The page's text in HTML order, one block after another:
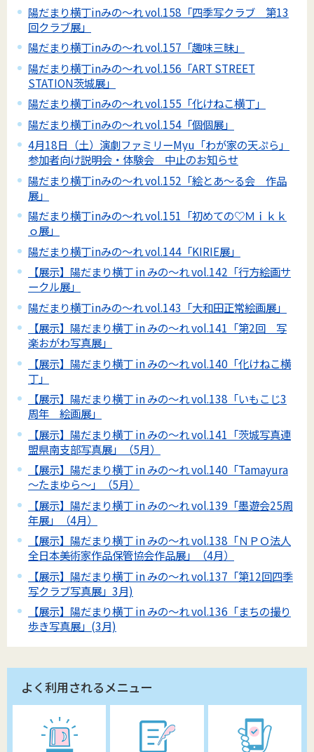
陽だまり横丁inみの～れ vol.158「四季写クラブ 第13
回クラブ展」
陽だまり横丁inみの～れ vol.157「趣味三昧」
陽だまり横丁inみの～れ vol.156「ART STREET
STATION茨城展」
陽だまり横丁inみの～れ vol.155「化けねこ横丁」
陽だまり横丁inみの～れ vol.154「個個展」
4月18日（土）演劇ファミリーMyu「わが家の天ぷら」
参加者向け説明会・体験会 中止のお知らせ
陽だまり横丁inみの～れ vol.152「絵とあ～る会 作品
展」
陽だまり横丁inみの～れ vol.151「初めての♡Ｍｉｋｋ
ｏ展」
陽だまり横丁inみの～れ vol.144「KIRIE展」
【展示】陽だまり横丁 in みの～れ vol.142「行方絵画サ
ークル展」
陽だまり横丁inみの～れ vol.143「大和田正常絵画展」
【展示】陽だまり横丁 in みの～れ vol.141「第2回 写
楽おがわ写真展」
【展示】陽だまり横丁 in みの～れ vol.140「化けねこ横
丁」
【展示】陽だまり横丁 in みの～れ vol.138「いもこじ3
周年 絵画展」
【展示】陽だまり横丁 in みの～れ vol.141「茨城写真連
盟県南支部写真展」（5月）
【展示】陽だまり横丁 in みの～れ vol.140「Tamayura
～たまゆら～」（5月）
【展示】陽だまり横丁 in みの～れ vol.139「墨遊会25周
年展」（4月）
【展示】陽だまり横丁 in みの～れ vol.138「ＮＰＯ法人
全日本美術家作品保管協会作品展」（4月）
【展示】陽だまり横丁 in みの～れ vol.137「第12回四季
写クラブ写真展」3月)
【展示】陽だまり横丁 in みの～れ vol.136「まちの撮り
歩き写真展」(3月)
よく利用されるメニュー